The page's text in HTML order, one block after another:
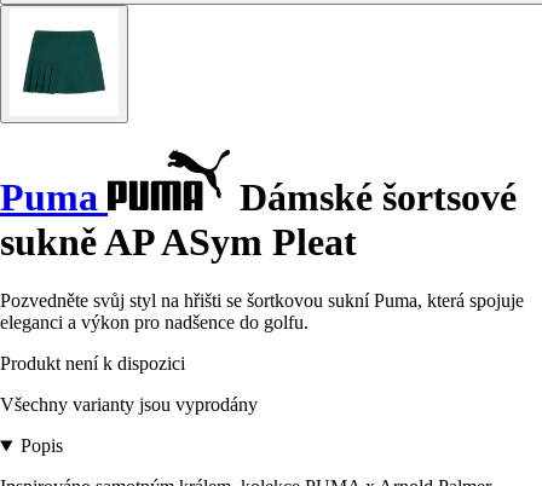
Puma
Dámské šortsové
sukně AP ASym Pleat
Pozvedněte svůj styl na hřišti se šortkovou sukní Puma, která spojuje
eleganci a výkon pro nadšence do golfu.
Produkt není k dispozici
Všechny varianty jsou vyprodány
Popis